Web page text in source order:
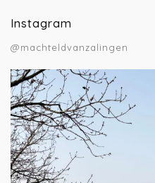
Instagram
@machteldvanzalingen